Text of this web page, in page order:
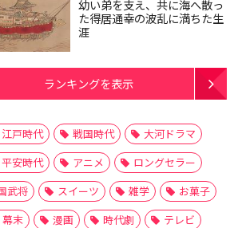
幼い弟を支え、共に海へ散っ
た得居通幸の波乱に満ちた生
涯
ランキングを表示
江戸時代 戦国時代
大河ドラマ
平安時代
アニメ
ロングセラー
武将
スイーツ 雑学
お菓子
幕末
漫画 時代劇
テレビ